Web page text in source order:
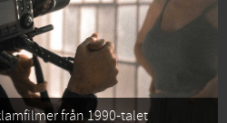
från 1990-talet